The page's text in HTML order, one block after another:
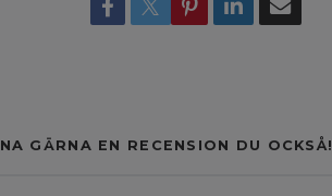
GÄRNA EN RECENSION DU OCKSÅ!